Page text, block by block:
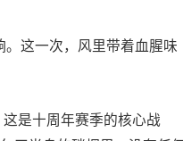
这一次，风里带着血腥味
是十周年赛季的核心战